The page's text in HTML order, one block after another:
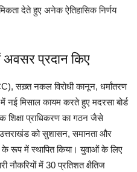
देते हुए अनेक ऐतिहासिक निर्णय
प्रदान किए
सख़्त नकल विरोधी कानून, धर्मांतरण
मिसाल कायम करते हुए मदरसा बोर्ड
शिक्षा प्राधिकरण का गठन जैसे
को सुशासन, समानता और
के रूप में स्थापित किया। युवाओं के लिए
नौकरियों में 30 प्रतिशत क्षैतिज